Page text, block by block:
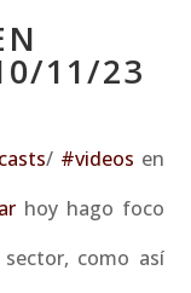
11/23
/ #videos en
hoy hago foco
como así